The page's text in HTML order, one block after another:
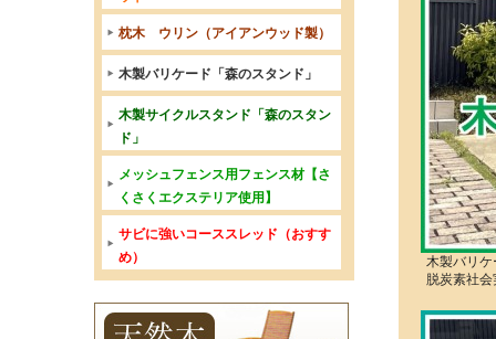
木製バリ
脱炭素社
枕木 ウリン（アイアンウッド製）
木製バリケード「森のスタンド」
木製サイクルスタンド「森のスタン
ド」
メッシュフェンス用フェンス材【さ
くさくエクステリア使用】
サビに強いコーススレッド（おすす
め）